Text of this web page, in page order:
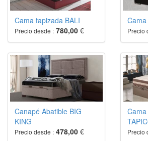
Cama tapizada BALI
Precio desde : 780,00 € Precio
Canapé Abatible BIG
KING
Precio desde : 478,00 € Precio